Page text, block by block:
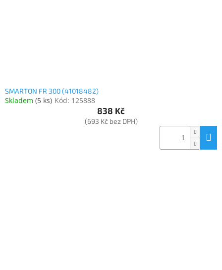
SMARTON FR 300 (41018482)
Skladem (5 ks) Kód: 125888
838 Kč
(693 Kč bez DPH)